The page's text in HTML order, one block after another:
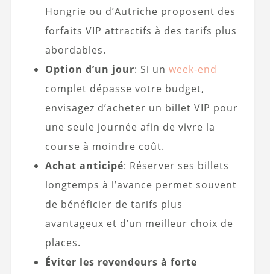
Hongrie ou d’Autriche proposent des
forfaits VIP attractifs à des tarifs plus
abordables.
Option d’un jour: Si un week-end
complet dépasse votre budget,
envisagez d’acheter un billet VIP pour
une seule journée afin de vivre la
course à moindre coût.
Achat anticipé: Réserver ses billets
longtemps à l’avance permet souvent
de bénéficier de tarifs plus
avantageux et d’un meilleur choix de
places.
Éviter les revendeurs à forte